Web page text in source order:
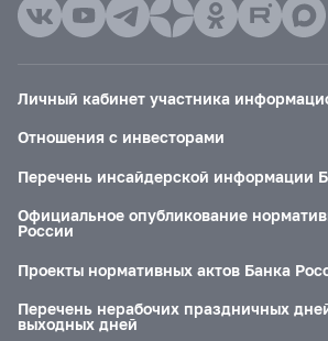
Личный кабинет участника
Отношения с инвесторами
Перечень инсайдерской информации
Официальное опубликование
России
Проекты нормативных актов Банка
Перечень нерабочих праздничных
выходных дней